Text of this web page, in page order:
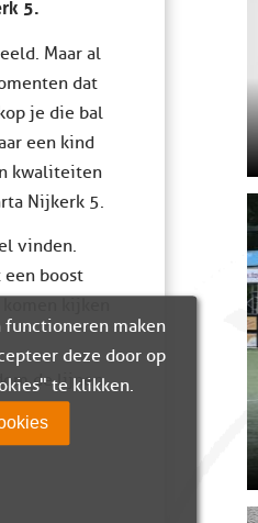
Maar al
dat
je die bal
een kind
kwaliteiten
Nijkerk 5.
vinden.
boost
kijken
de lijnen.
functioneren maken
deze door op
te klikken.